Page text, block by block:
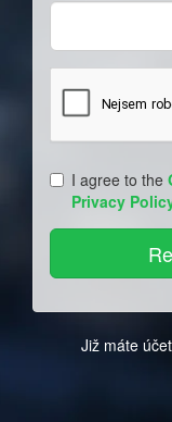
I agree to the
Privacy
Již máte